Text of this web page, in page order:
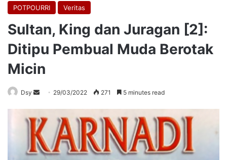
POTPOURRI Veritas
Sultan, King dan Juragan [2]:
Ditipu Pembual Muda Berotak
Micin
Dsy
Send
email
29/03/2022 271 5 minutes read